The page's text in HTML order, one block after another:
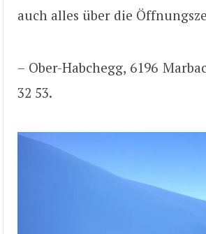
auch alles über die
– Ober-Habchegg, 6196
32 53.